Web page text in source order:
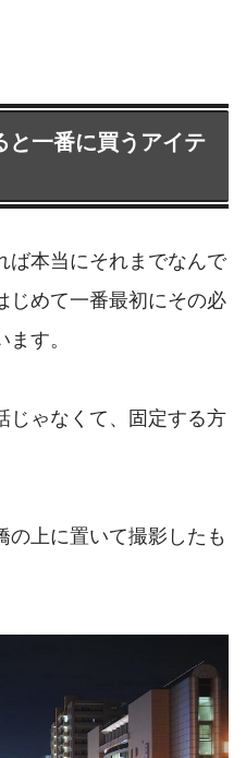
と一番に買うアイテ
ば本当にそれまでなんで
じめて一番最初にその必
す。
じゃなくて、固定する方
の上に置いて撮影したも